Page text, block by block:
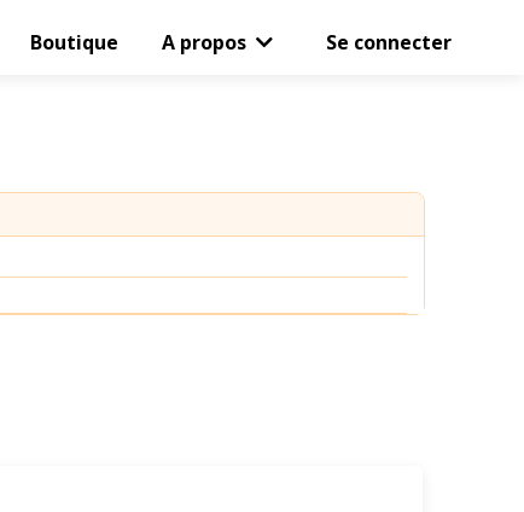
Boutique A propos Se connecter